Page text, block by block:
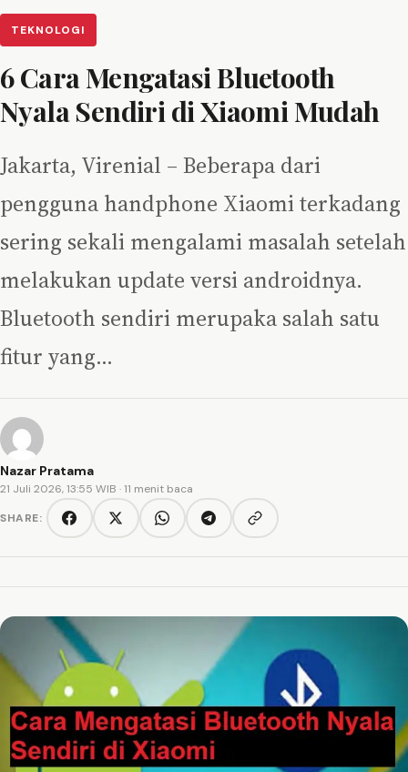
TEKNOLOGI
6 Cara Mengatasi Bluetooth
Nyala Sendiri di Xiaomi Mudah
Jakarta, Virenial – Beberapa dari
pengguna handphone Xiaomi terkadang
sering sekali mengalami masalah setelah
melakukan update versi androidnya.
Bluetooth sendiri merupaka salah satu
fitur yang…
Nazar Pratama
21 Juli 2026, 13:55 WIB · 11 menit baca
SHARE:
FacebookTwitter/XWhatsAppTelegramCopy link